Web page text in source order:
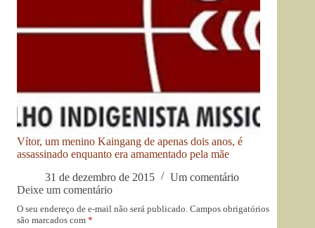
Vítor, um menino Kaingang de apenas dois anos, é
assassinado enquanto era amamentado pela mãe
31 de dezembro de 2015
Um comentário
Deixe um comentário
O seu endereço de e-mail não será publicado. Campos obrigatórios
são marcados com *